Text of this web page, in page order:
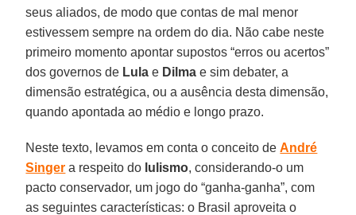
seus aliados, de modo que contas de mal menor
estivessem sempre na ordem do dia. Não cabe neste
primeiro momento apontar supostos “erros ou acertos”
dos governos de Lula e Dilma e sim debater, a
dimensão estratégica, ou a ausência desta dimensão,
quando apontada ao médio e longo prazo.
Neste texto, levamos em conta o conceito deAndré
Singer a respeito do lulismo, considerando-o um
pacto conservador, um jogo do “ganha-ganha”, com
as seguintes características: o Brasil aproveita o